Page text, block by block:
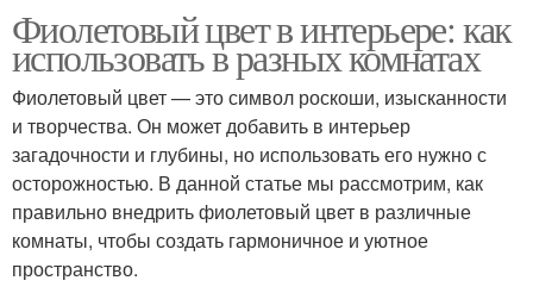
Фиолетовый цвет в интерьере: как
использовать в разных комнатах
Фиолетовый цвет — это символ роскоши, изысканности
и творчества. Он может добавить в интерьер
загадочности и глубины, но использовать его нужно с
осторожностью. В данной статье мы рассмотрим, как
правильно внедрить фиолетовый цвет в различные
комнаты, чтобы создать гармоничное и уютное
пространство.